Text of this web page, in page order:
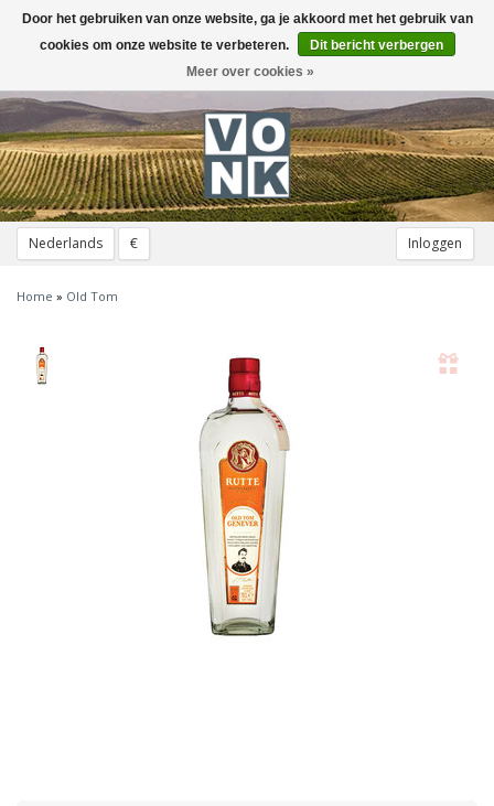
Nederlands € Inloggen
Toggle
navigation
Home » Old Tom
Door het gebruiken van onze website, ga je akkoord met het gebruik van
cookies om onze website te verbeteren.
Dit bericht verbergen
Meer over cookies »